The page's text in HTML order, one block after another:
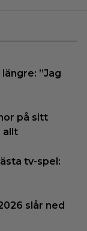
”Jag
på sitt
allt
tv-spel:
slår ned